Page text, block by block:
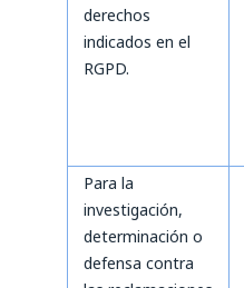
derechos
indicados en el
RGPD.
Para la
investigación,
determinación o
defensa contra